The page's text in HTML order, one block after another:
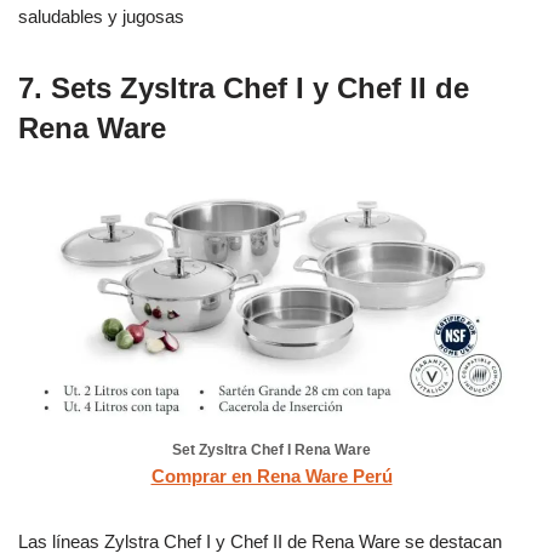
saludables y jugosas
7. Sets Zysltra Chef I y Chef II de
Rena Ware
Set Zysltra Chef I Rena Ware
Comprar en Rena Ware Perú
Las líneas Zylstra Chef I y Chef II de Rena Ware se destacan